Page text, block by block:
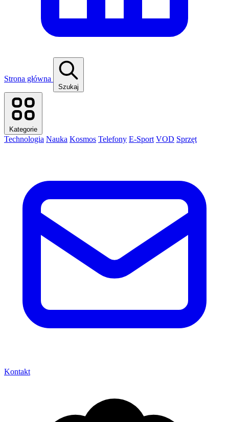
Strona główna
Szukaj
Kategorie
Technologia Nauka Kosmos Telefony E-Sport VOD Sprzęt
Kontakt